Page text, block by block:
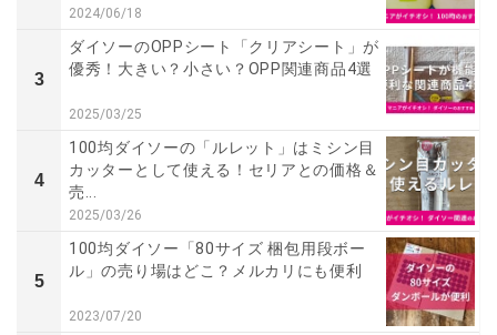
2024/06/18
3
ダイソーのOPPシート「クリアシート」が
優秀！大きい？小さい？OPP関連商品4選
2025/03/25
4
100均ダイソーの「ルレット」はミシン目
カッターとして使える！セリアとの価格＆
売...
2025/03/26
5
100均ダイソー「80サイズ 梱包用段ボー
ル」の売り場はどこ？メルカリにも便利
2023/07/20